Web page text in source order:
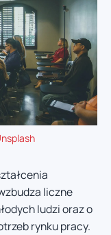
liczne
ludzi oraz o
rynku pracy.